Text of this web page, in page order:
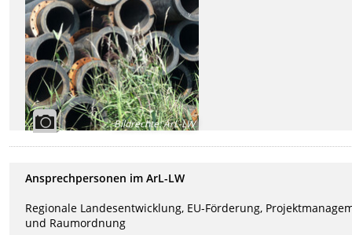
Bildrechte:ArL-LW
Ansprechpersonen im ArL-LW
Regionale Landesentwicklung, EU-Förderung,
und Raumordnung